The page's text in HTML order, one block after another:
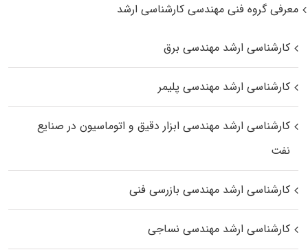
معرفی گروه فنی مهندسی کارشناسی ارشد
کارشناسی ارشد مهندسی برق
کارشناسی ارشد مهندسی پلیمر
کارشناسی ارشد مهندسی ابزار دقیق و اتوماسیون در صنایع
نفت
کارشناسی ارشد مهندسی بازرسی فنی
کارشناسی ارشد مهندسی نساجی